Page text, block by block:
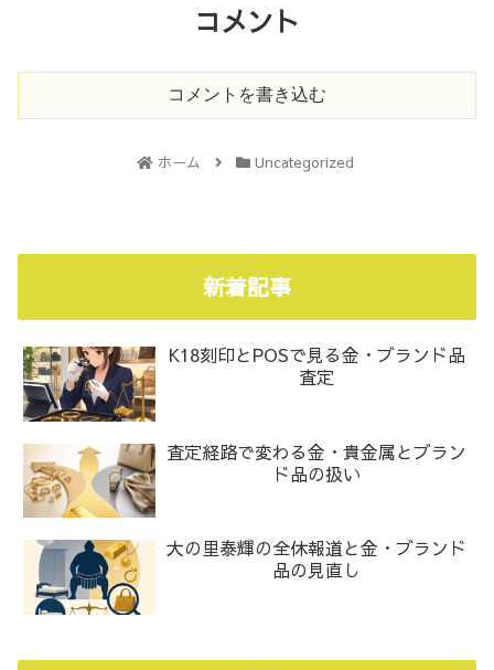
コメント
コメントを書き込む
ホーム Uncategorized
新着記事
K18刻印とPOSで見る金・ブランド品
査定
査定経路で変わる金・貴金属とブラン
ド品の扱い
大の里泰輝の全休報道と金・ブランド
品の見直し